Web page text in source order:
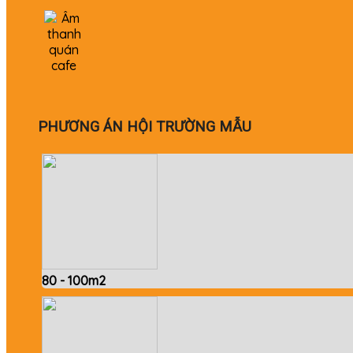
PHƯƠNG ÁN HỘI TRƯỜNG MẪU
80 - 100m2